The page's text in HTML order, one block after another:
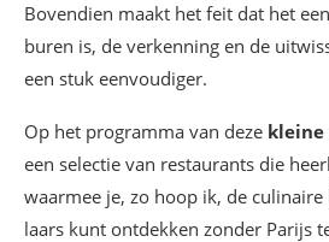
Bovendien maakt het feit dat het
buren is, de verkenning en de
een stuk eenvoudiger.
Op het programma van deze kleine
een selectie van restaurants die
waarmee je, zo hoop ik, de
laars kunt ontdekken zonder Parijs